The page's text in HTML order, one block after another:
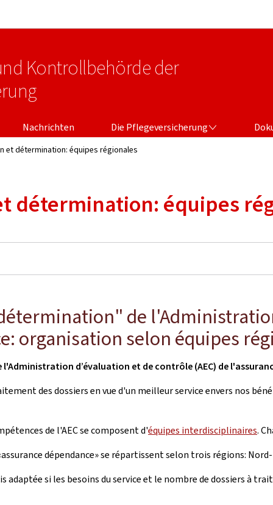
Kontrollbehörde der
Nachrichten Die Pflegeversicherung
et détermination: équipes régionales
détermination: équipes
de
organisation selon équipes
d’évaluation et de contrôle (AEC) de
des dossiers en vue d'un meilleur service envers nos
de l'AEC se composent d'équipes interdisciplinaires.
dépendance» se répartissent selon trois régions:
si les besoins du service et le nombre de dossiers à